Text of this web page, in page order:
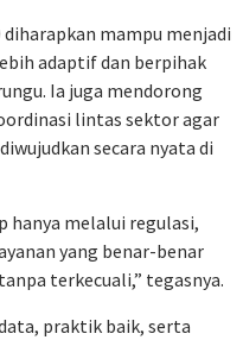
diharapkan mampu menjadi
adaptif dan berpihak
Ia juga mendorong
lintas sektor agar
secara nyata di
hanya melalui regulasi,
yang benar-benar
terkecuali,” tegasnya.
praktik baik, serta